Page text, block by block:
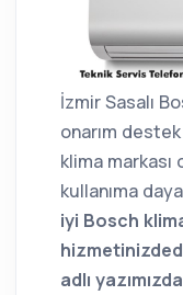
İzmir Sasalı
onarım
klima
kullanıma
iyi Bosch
adlı